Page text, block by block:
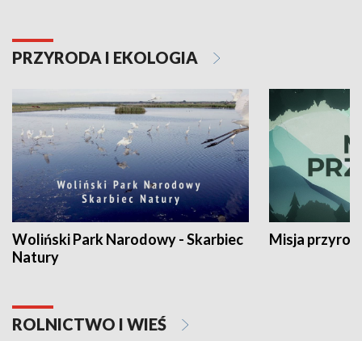
PRZYRODA I EKOLOGIA
Woliński Park Narodowy - Skarbiec
Natury
Misja
ROLNICTWO I WIEŚ